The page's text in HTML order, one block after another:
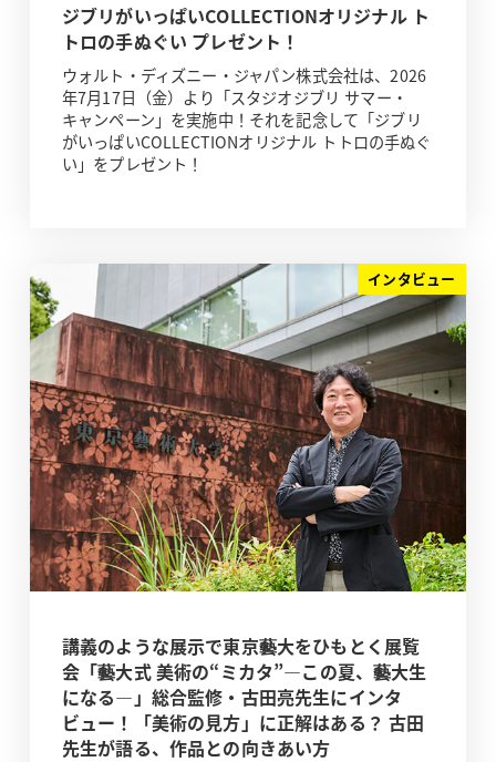
ジブリがいっぱいCOLLECTIONオリジナル ト
トロの手ぬぐい プレゼント！
ウォルト・ディズニー・ジャパン株式会社は、2026
年7月17日（金）より「スタジオジブリ サマー・
キャンペーン」を実施中！それを記念して「ジブリ
がいっぱいCOLLECTIONオリジナル トトロの手ぬぐ
い」をプレゼント！
インタビュー
講義のような展示で東京藝大をひもとく展覧
会「藝大式 美術の“ミカタ”―この夏、藝大生
になる―」総合監修・古田亮先生にインタ
ビュー！「美術の見方」に正解はある？ 古田
先生が語る、作品との向きあい方